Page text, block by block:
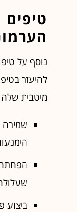
נוסף על
להיעזר
מיטבית שלה
שמירה
הפחתה
ביצוע